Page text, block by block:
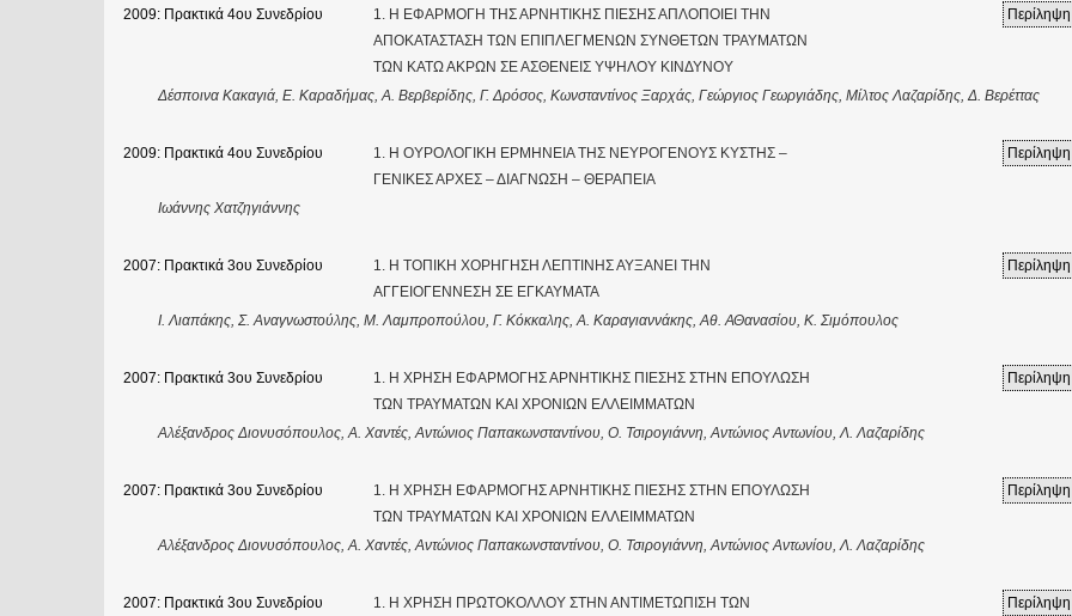
2009: Πρακτικά 4ου Συνεδρίου
1. Η ΕΦΑΡΜΟΓΗ ΤΗΣ ΑΡΝΗΤΙΚΗΣ ΠΙΕΣΗΣ ΑΠΛΟΠΟΙΕΙ ΤΗΝ
ΑΠΟΚΑΤΑΣΤΑΣΗ ΤΩΝ ΕΠΙΠΛΕΓΜΕΝΩΝ ΣΥΝΘΕΤΩΝ ΤΡΑΥΜΑΤΩΝ
ΤΩΝ ΚΑΤΩ ΑΚΡΩΝ ΣΕ ΑΣΘΕΝΕΙΣ ΥΨΗΛΟΥ ΚΙΝΔΥΝΟΥ
Περίληψη
Δέσποινα Κακαγιά, Ε. Καραδήμας, Α. Βερβερίδης, Γ. Δρόσος, Κωνσταντίνος Ξαρχάς, Γεώργιος Γεωργιάδης, Μίλτος Λαζαρίδης, Δ. Βερέττας
2009: Πρακτικά 4ου Συνεδρίου
1. Η ΟΥΡΟΛΟΓΙΚΗ ΕΡΜΗΝΕΙΑ ΤΗΣ ΝΕΥΡΟΓΕΝΟΥΣ ΚΥΣΤΗΣ –
ΓΕΝΙΚΕΣ ΑΡΧΕΣ – ΔΙΑΓΝΩΣΗ – ΘΕΡΑΠΕΙΑ
Περίληψη
Ιωάννης Χατζηγιάννης
2007: Πρακτικά 3ου Συνεδρίου
1. Η ΤΟΠΙΚΗ ΧΟΡΗΓΗΣΗ ΛΕΠΤΙΝΗΣ ΑΥΞΑΝΕΙ ΤΗΝ
ΑΓΓΕΙΟΓΕΝΝΕΣΗ ΣΕ ΕΓΚΑΥΜΑΤΑ
Περίληψη
Ι. Λιαπάκης, Σ. Αναγνωστούλης, Μ. Λαμπροπούλου, Γ. Κόκκαλης, Α. Καραγιαννάκης, Αθ. ΑΘανασίου, Κ. Σιμόπουλος
2007: Πρακτικά 3ου Συνεδρίου
1. Η ΧΡΗΣΗ ΕΦΑΡΜΟΓΗΣ ΑΡΝΗΤΙΚΗΣ ΠΙΕΣΗΣ ΣΤΗΝ ΕΠΟΥΛΩΣΗ
ΤΩΝ ΤΡΑΥΜΑΤΩΝ ΚΑΙ ΧΡΟΝΙΩΝ ΕΛΛΕΙΜΜΑΤΩΝ
Περίληψη
Αλέξανδρος Διονυσόπουλος, Α. Χαντές, Αντώνιος Παπακωνσταντίνου, Ο. Τσιρογιάννη, Αντώνιος Αντωνίου, Λ. Λαζαρίδης
2007: Πρακτικά 3ου Συνεδρίου
1. Η ΧΡΗΣΗ ΕΦΑΡΜΟΓΗΣ ΑΡΝΗΤΙΚΗΣ ΠΙΕΣΗΣ ΣΤΗΝ ΕΠΟΥΛΩΣΗ
ΤΩΝ ΤΡΑΥΜΑΤΩΝ ΚΑΙ ΧΡΟΝΙΩΝ ΕΛΛΕΙΜΜΑΤΩΝ
Περίληψη
Αλέξανδρος Διονυσόπουλος, Α. Χαντές, Αντώνιος Παπακωνσταντίνου, Ο. Τσιρογιάννη, Αντώνιος Αντωνίου, Λ. Λαζαρίδης
2007: Πρακτικά 3ου Συνεδρίου
1. Η ΧΡΗΣΗ ΠΡΩΤΟΚΟΛΛΟΥ ΣΤΗΝ ΑΝΤΙΜΕΤΩΠΙΣΗ ΤΩΝ
Περίληψη